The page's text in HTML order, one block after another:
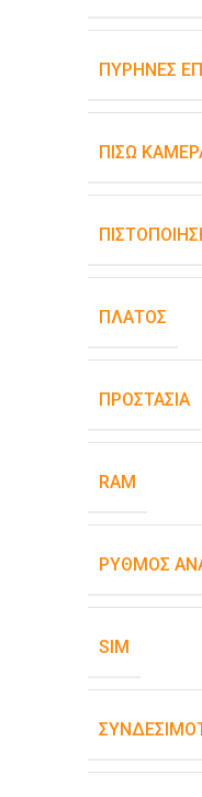
ΠΥΡΉΝΕΣ
ΠΊΣΩ
ΠΛΆΤΟΣ
ΠΡΟΣΤΑΣΊΑ
RAM
ΡΥΘΜΌΣ
SIM